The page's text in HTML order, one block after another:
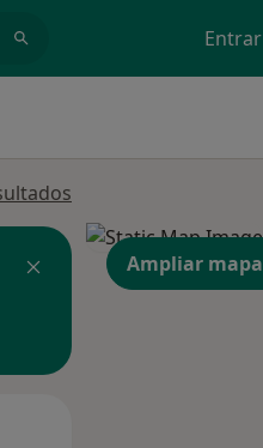
Entrar
Ampliar mapa